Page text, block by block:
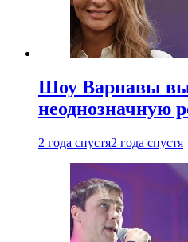
Шоу Варнавы
неоднозначную
2 года спустя2 года спустя